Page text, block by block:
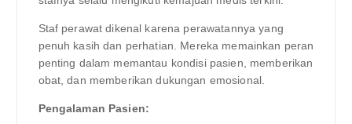
Staf perawat dikenal karena perawatannya yang
penuh kasih dan perhatian. Mereka memainkan peran
penting dalam memantau kondisi pasien, memberikan
obat, dan memberikan dukungan emosional.
Pengalaman Pasien: